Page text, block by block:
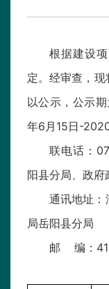
根据建设
定。经审查，
以公示，公示
年6月15日-
联电话：
阳县分局、政
通讯地址：
局岳阳县分局
邮 编：